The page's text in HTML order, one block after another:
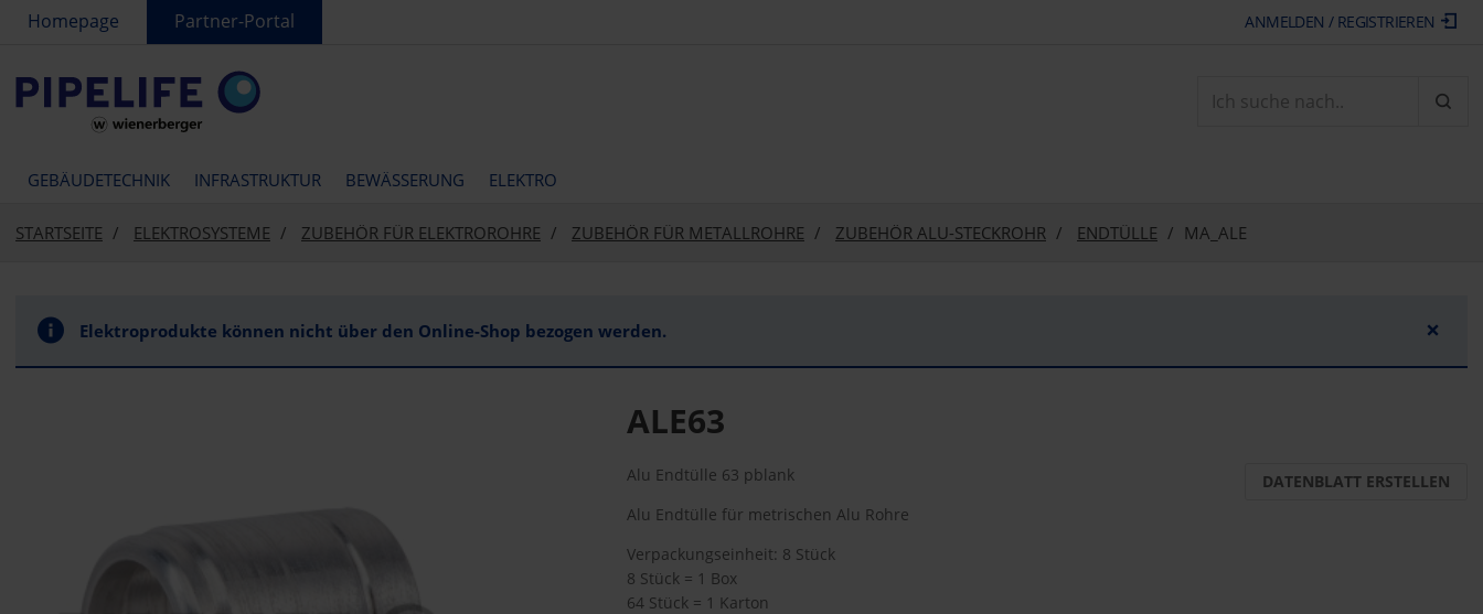
text.skipToContent
text.skipToNavigation
Homepage Partner-Portal ANMELDEN / REGISTRIEREN
GEBÄUDETECHNIK INFRASTRUKTUR BEWÄSSERUNG ELEKTRO
STARTSEITE ELEKTROSYSTEME ZUBEHÖR FÜR ELEKTROROHRE ZUBEHÖR FÜR METALLROHRE ZUBEHÖR ALU-STECKROHR ENDTÜLLE MA_ALE
Elektroprodukte können nicht über den Online-Shop bezogen werden. ×
ALE63
Alu Endtülle 63 pblank
Alu Endtülle für metrischen Alu Rohre
Verpackungseinheit: 8 Stück
8 Stück = 1 Box
64 Stück = 1 Karton
DATENBLATT ERSTELLEN